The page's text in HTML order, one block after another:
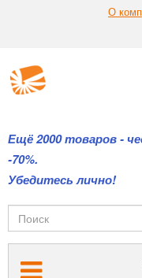
О
Ещё 2000 товаров -
-70%.
Убедитесь лично!